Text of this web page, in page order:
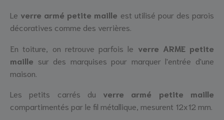
Le verre armé petite maille est utilisé pour des parois
décoratives comme des verrières.
En toiture, on retrouve parfois le verre ARME petite
maille sur des marquises pour marquer l'entrée d'une
maison.
Les petits carrés du verre armé petite maille
compartimentés par le fil métallique, mesurent 12x12 mm.